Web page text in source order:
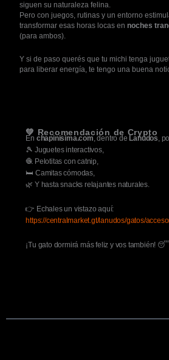
siguen su naturaleza felina.
Pero con juegos, rutinas y un entorno
transformar esas horas locas ennoches
(para ambos).
Y si de paso querés que tu michi tenga
para liberar energía, te tengo una buena
💚 Recomendación de Crypto
En chapinisima.com, dentro de Lanudos,
🎾 Juguetes interactivos,
🧶 Pelotitas con catnip,
🛏️ Camitas cómodas,
🌿 Y hasta snacks relajantes naturales.
👉 Echales un vistazo aquí:
https://centralmarket.gt/lanudos/gatos/
¡Tu gato dormirá más feliz y vos también!